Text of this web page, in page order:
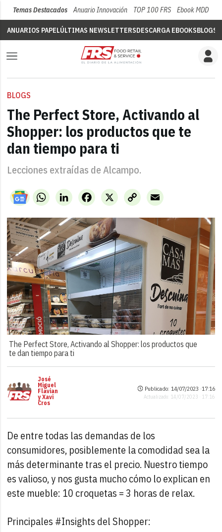
Temas Destacados Anuario Innovación TOP 100 FRS Ebook MDD
ANUARIOS PAPELÚLTIMAS NEWSLETTERSDESCARGA EBOOKSBLOGS
BLOGS
The Perfect Store, Activando al
Shopper: los productos que te
dan tiempo para ti
Lecciones extraídas de Alcampo.
WhatsAppLinkedIn X
Facebook
Copy
Link
Email
The Perfect Store, Activando al Shopper: los productos que
te dan tiempo para ti
José
Miguel
Flavian
y Xavi
Cros
Publicado: 14/07/2023 ·17:16
Actualizado: 14/07/2023 · 17:16
De entre todas las demandas de los
consumidores, posiblemente la comodidad sea la
más determinante tras el precio. Nuestro tiempo
es valioso, y nos gusta mucho cómo lo explican en
este mueble: 10 croquetas = 3 horas de relax.
Principales #Insights del Shopper: